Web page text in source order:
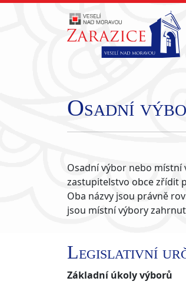
Osadní
Osadní výbor nebo
zastupitelstvo obce zřídit
Oba názvy jsou právně
jsou místní výbory
Legislativní
Základní úkoly výborů